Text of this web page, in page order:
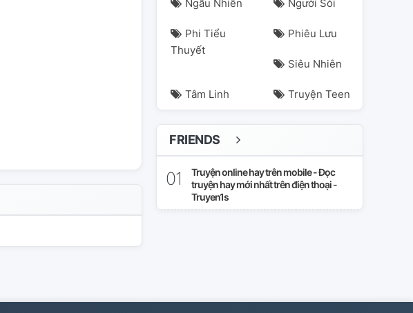
Ngẫu Nhiên Người Sói
Phi Tiểu
Thuyết
Phiêu Lưu
Siêu Nhiên
Tâm Linh Truyện Teen
FRIENDS
Truyện online hay trên mobile - Đọc
truyện hay mới nhất trên điện thoại -
Truyen1s